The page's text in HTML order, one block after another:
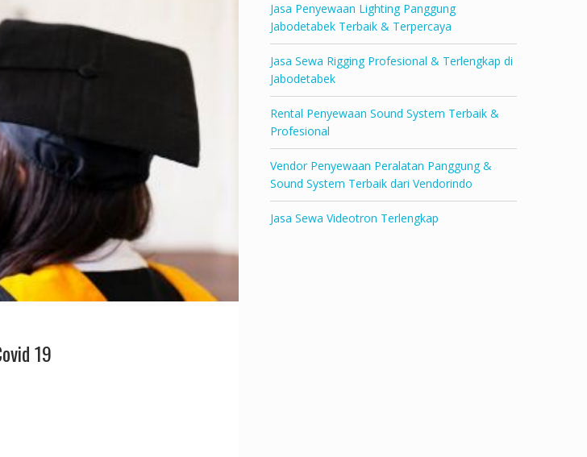
19
Jasa Penyewaan Lighting Panggung
Jabodetabek Terbaik & Terpercaya
Jasa Sewa Rigging Profesional & Terlengkap di
Jabodetabek
Rental Penyewaan Sound System Terbaik &
Profesional
Vendor Penyewaan Peralatan Panggung &
Sound System Terbaik dari Vendorindo
Jasa Sewa Videotron Terlengkap